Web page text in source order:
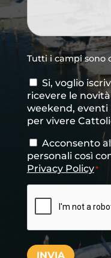
Tutti i campi sono
Consenso
newsletter
Si, voglio
ricevere le
weekend,
per vivere
Consenso*
Acconsento
personali così
Privacy Policy*
INVIA